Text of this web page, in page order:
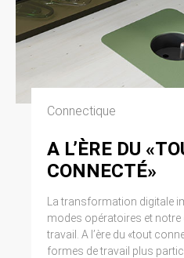
Connectique
A L’ÈRE DU
CONNECTÉ»
La transformation digitale
modes opératoires et notre
travail. A l’ère du «tout
formes de travail plus